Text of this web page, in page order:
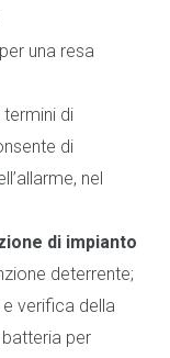
una resa
termini di
di
nel
di impianto
deterrente;
e verifica della
per